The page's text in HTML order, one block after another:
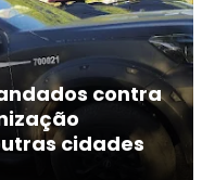
contra
cidades